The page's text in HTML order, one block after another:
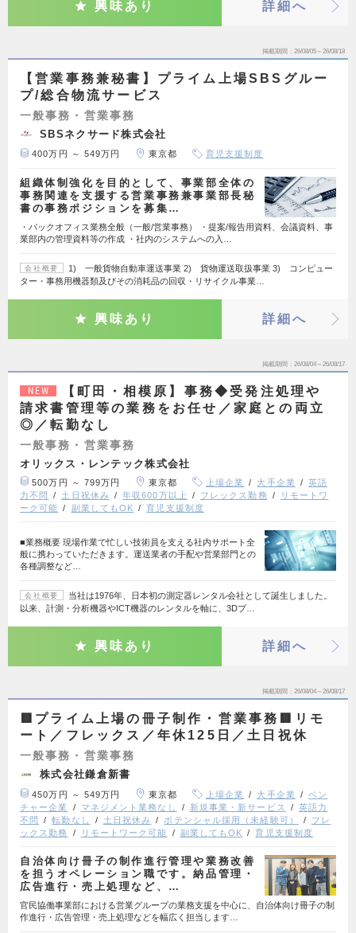
興味あり 詳細へ
掲載期間 26/08/05～26/08/18
【営業事務兼秘書】プライム上場SBSグルー
プ/総合物流サービス
一般事務・営業事務
SBSネクサード株式会社
400万円 ～ 549万円 東京都 育児支援制度
組織体制強化を目的として、事業部全体の
事務関連を支援する営業事務兼事業部長秘
書の事務ポジションを募集…
・バックオフィス業務全般（一般/営業事務） ・提案/報告用資料、会議資料、事
業部内の管理資料等の作成 ・社内のシステムへの入…
会社概要
1) 一般貨物自動車運送事業 2) 貨物運送取扱事業 3) コンピュー
ター・事務用機器類及びその消耗品の回収・リサイクル事業…
興味あり 詳細へ
掲載期間 26/08/04～26/08/17
NEW
【町田・相模原】事務◆受発注処理や
請求書管理等の業務をお任せ／家庭との両立
◎／転勤なし
一般事務・営業事務
オリックス・レンテック株式会社
500万円 ～ 799万円 東京都 上場企業 大手企業
英語
力不問
土日祝休み 年収600万以上 フレックス勤務
リモートワ
ーク可能
副業してもOK 育児支援制度
■業務概要 現場作業で忙しい技術員を支える社内サポート全
般に携わっていただきます。運送業者の手配や営業部門との
各種調整など…
会社概要
当社は1976年、日本初の測定器レンタル会社として誕生しました。
以来、計測・分析機器やICT機器のレンタルを軸に、3Dプ…
興味あり 詳細へ
掲載期間 26/08/04～26/08/17
🟥プライム上場の冊子制作・営業事務🟥リモ
ート／フレックス／年休125日／土日祝休
一般事務・営業事務
株式会社鎌倉新書
450万円 ～ 549万円 東京都 上場企業 大手企業
ベン
チャー企業
マネジメント業務なし 新規事業・新サービス
英語力
不問
転勤なし 土日祝休み ポテンシャル採用（未経験可）
フレ
ックス勤務
リモートワーク可能 副業してもOK 育児支援制度
自治体向け冊子の制作進行管理や業務改善
を担うオペレーション職です。納品管理・
広告進行・売上処理など、…
官民協働事業部における営業グループの業務支援を中心に、自治体向け冊子の制
作進行・広告管理・売上処理などを幅広く担当します…